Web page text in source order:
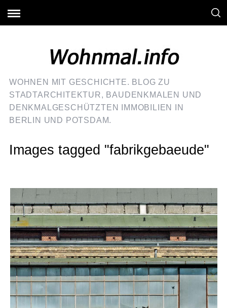
WOHNEN MIT GESCHICHTE. BLOG ZU
STADTARCHITEKTUR, BAUDENKMALEN UND
DENKMALGESCHÜTZTEN IMMOBILIEN IN
BERLIN UND POTSDAM.
Images tagged "fabrikgebaeude"